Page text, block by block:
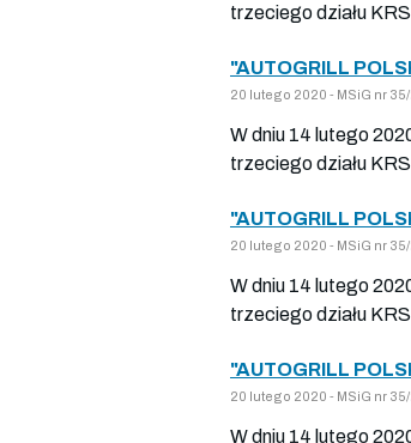
trzeciego działu
"AUTOGRILL
20 lutego 2020 - MSiG nr
W dniu 14 lutego
trzeciego działu
"AUTOGRILL
20 lutego 2020 - MSiG nr
W dniu 14 lutego
trzeciego działu
"AUTOGRILL
20 lutego 2020 - MSiG nr
W dniu 14 lutego